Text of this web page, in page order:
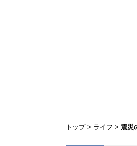
トップ ライフ
震災